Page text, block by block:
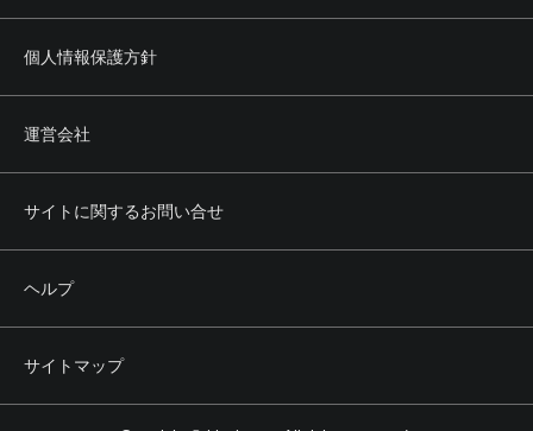
これを誹謗中傷する行為
(6) 本サービスの正常かつ円滑な運営を妨げる行為
その他当社が不適切と認める行為
1. 本サービスによって提供される文章、画像その他あらゆ
る情報の著作権その他の知的財産権は、当社その他の正当
な権利者に帰属します。
2. 利用者は、前項の権利者からの事前の承認なく、前項の
ず、複製、転載、改変その他の二次利用を行うことはでき
第6条 会員
1. 本サービスのうち会員向けサービス（以下、本会員サー
個人情報保護方針
運営会社
サイトに関するお問い合せ
ヘルプ
サイトマップ